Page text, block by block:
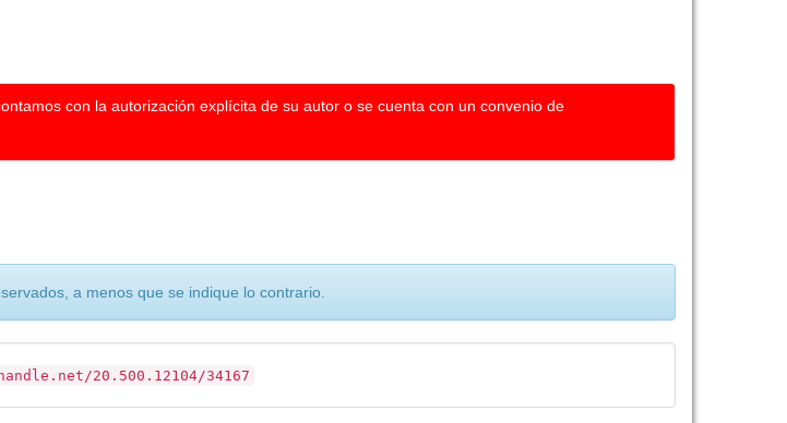
con la autorización explícita de su autor o se cuenta con un convenio de
a menos que se indique lo contrario.
20.500.12104/34167